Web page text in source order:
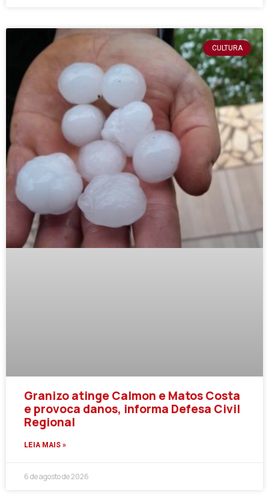
CULTURA
Granizo atinge Calmon e Matos Costa
e provoca danos, informa Defesa Civil
Regional
LEIA MAIS »
6 de agosto de 2026